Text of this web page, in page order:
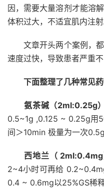
因，需要大量溶剂才能溶
体积过大，不适宜肌内注射
文章开头两个案例，
速度过快，导致患者严重不
下面整理了几种常见
氨茶碱（2ml:0.25g）
0.5~1g ,0.125 ~ 0.25g用
间＞10min 极量为一次
西地兰（
2~4小时可再给
0.4 ~ 0.6mg以25%GS稀